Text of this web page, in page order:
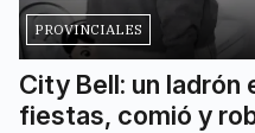
PROVINCIALES
City Bell: un ladrón
fiestas, comió y